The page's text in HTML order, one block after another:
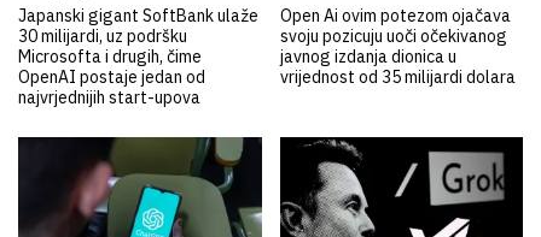
Japanski gigant SoftBank ulaže
30 milijardi, uz podršku
Microsofta i drugih, čime
OpenAI postaje jedan od
najvrjednijih start-upova
Open Ai ovim potezom ojačava
svoju pozicuju uoči očekivanog
javnog izdanja dionica u
vrijednost od 35 milijardi dolara